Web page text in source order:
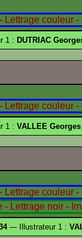
1 : DUTRIAC
1 : VALLEE Georges
--- Illustrateur 1 :